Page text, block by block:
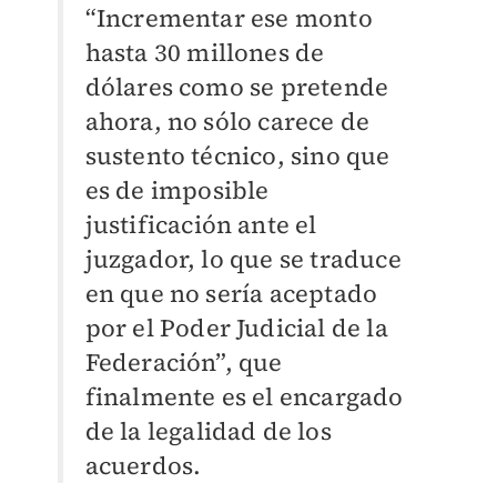
“Incrementar ese monto
hasta 30 millones de
dólares como se pretende
ahora, no sólo carece de
sustento técnico, sino que
es de imposible
justificación ante el
juzgador, lo que se traduce
en que no sería aceptado
por el Poder Judicial de la
Federación”, que
finalmente es el encargado
de la legalidad de los
acuerdos.